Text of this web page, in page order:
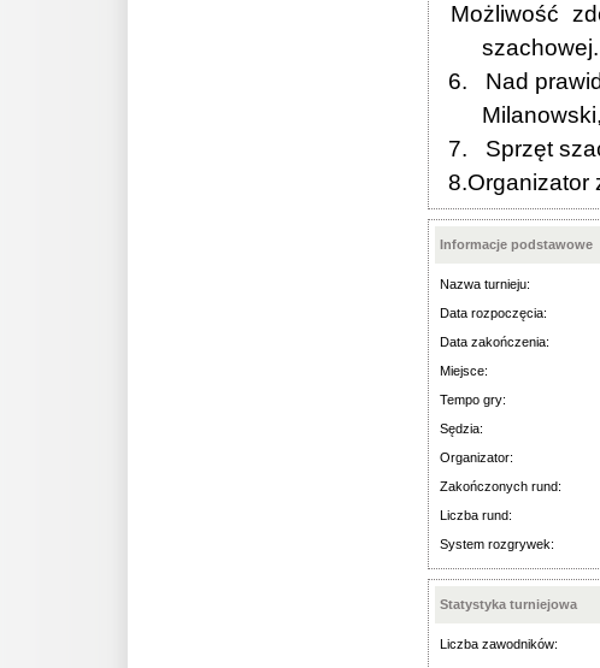
Możliwość
szachowej.
6. Nad
7. Sprzęt
8.Organizator
Informacje podstawowe
Nazwa turnieju:
Data rozpoczęcia:
Data zakończenia:
Miejsce:
Tempo gry:
Sędzia:
Organizator:
Zakończonych rund:
Liczba rund:
System rozgrywek:
Statystyka turniejowa
Liczba zawodników: